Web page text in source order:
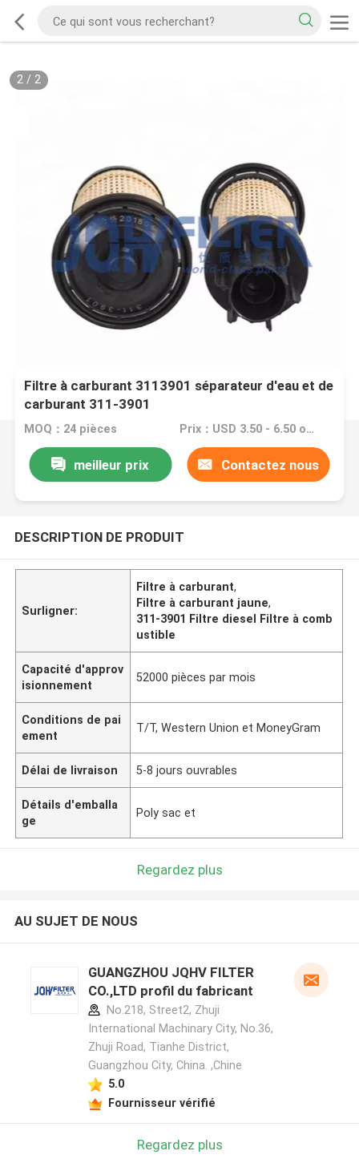
2/ 2
Filtre à carburant 3113901 séparateur d'eau et de
carburant 311-3901
MOQ：24 pièces Prix：USD 3.50 - 6.50 one piece
meilleur prix Contactez nous
DESCRIPTION DE PRODUIT
Surligner:
Filtre à carburant,
Filtre à carburant jaune,
311-3901 Filtre diesel Filtre à comb
ustible
Capacité d'approv
isionnement
52000 pièces par mois
Conditions de pai
ement
T/T, Western Union et MoneyGram
Délai de livraison 5-8 jours ouvrables
Détails d'emballa
ge
Poly sac et
Regardez plus
AU SUJET DE NOUS
GUANGZHOU JQHV FILTER
CO.,LTD profil du fabricant
No.218, Street2, Zhuji
International Machinary City, No.36,
Zhuji Road, Tianhe District,
Guangzhou City, China. ,Chine
5.0
Fournisseur vérifié
Regardez plus